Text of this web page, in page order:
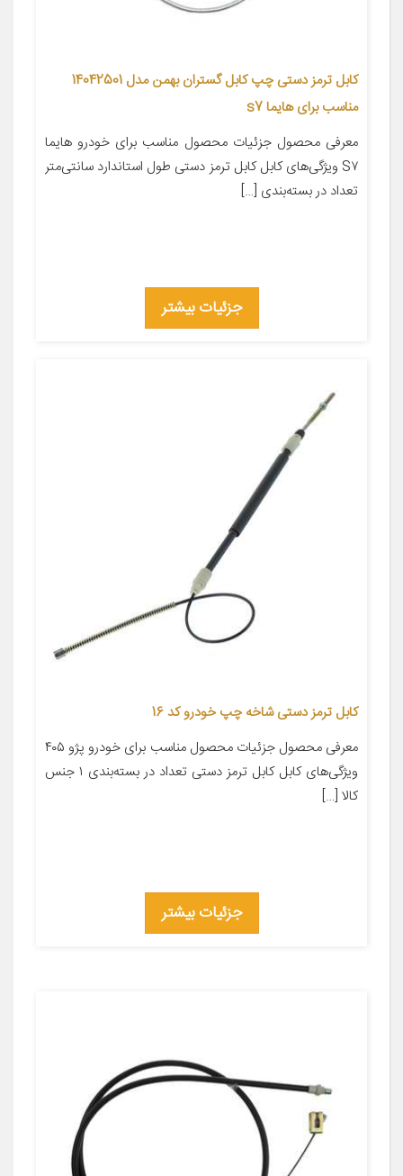
کابل ترمز دستی چپ کابل گستران بهمن مدل 14042501
مناسب برای هایما s7
معرفی محصول جزئیات محصول مناسب برای خودرو هایما
S۷ ویژگی‌های کابل کابل ترمز دستی طول استاندارد سانتی‌متر
تعداد در بسته‌بندی […]
جزئیات بیشتر
کابل ترمز دستی شاخه چپ خودرو کد 16
معرفی محصول جزئیات محصول مناسب برای خودرو پژو ۴۰۵
ویژگی‌های کابل کابل ترمز دستی تعداد در بسته‌بندی ۱ جنس
کالا […]
جزئیات بیشتر